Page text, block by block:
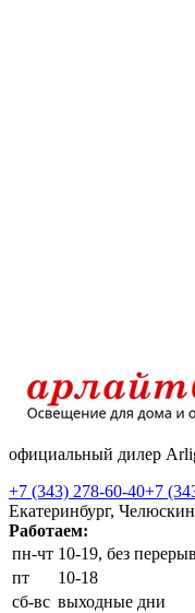
официальный дилер
+7 (343) 278-60-40+7
Екатеринбург,
Работаем:
пн-чт 10-19, без
пт
10-18
сб-вс выходные дни